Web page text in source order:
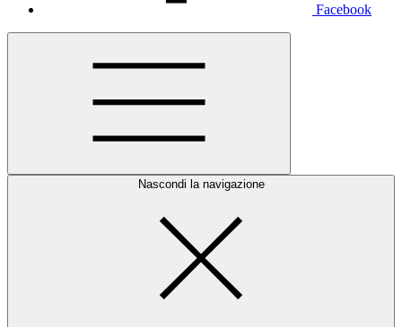
Facebook
Nascondi la navigazione